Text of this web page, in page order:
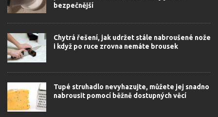
bezpečnější
Chytrá řešení, jak udržet stále nabroušené nože
i když po ruce zrovna nemáte brousek
Tupé struhadlo nevyhazujte, můžete jej snadno
nabrousit pomocí běžně dostupných věcí